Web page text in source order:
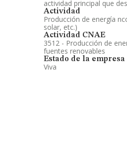
actividad principal que
Actividad
Producción de energía
solar, etc.)
Actividad CNAE
3512 - Producción de
fuentes renovables
Estado de la empresa
Viva